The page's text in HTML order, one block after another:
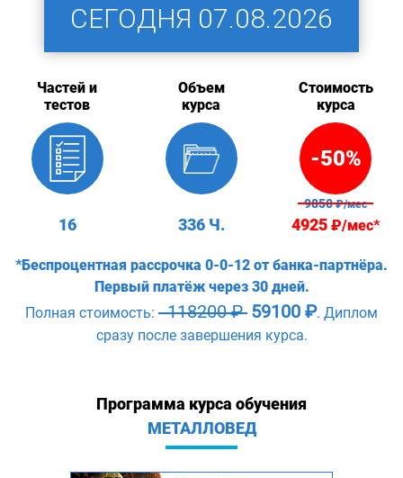
СЕГОДНЯ 07.08.2026
Частей и
тестов
16
Объем
курса
336 Ч.
Стоимость
курса
-50%
9850₽/мес
4925₽/мес*
*Беспроцентная рассрочка 0-0-12 от банка-партнёра.
Первый платёж через 30 дней.
Полная стоимость: 118200 ₽ 59100 ₽. Диплом
сразу после завершения курса.
Программа курса обучения
МЕТАЛЛОВЕД